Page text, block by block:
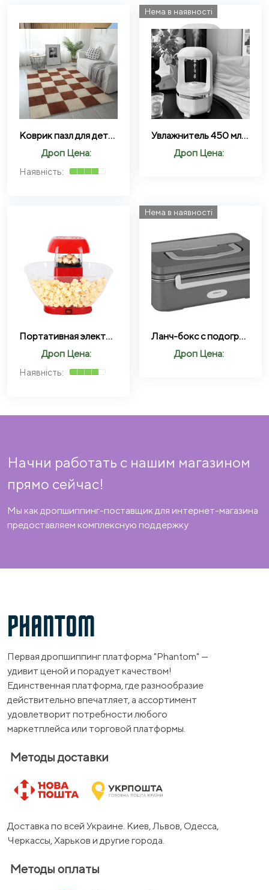
Коврик пазл для детей с ворсом, мягкий коврик пазл 10 штук Коричневый
Дроп Цена:
Нема в наявності
Увлажнитель 450 мл капельный увлажнитель воды, дождь DROP HUMDIFIER AND199
Дроп Цена:
Портативная электрическая машина для приготовления попкорна 1200 Вт MA-5 Домашняя машина для попкорна
Дроп Цена:
Нема в наявності
Ланч-бокс с подогревом 12V (YS-301)
Дроп Цена:
Начни работать с нашим магазином
прямо сейчас!
Мы как дропшиппинг-поставщик для интернет-магазина
предоставляем комплексную поддержку
PHANTOM
Первая дропшиппинг платформа "Phantom" —
удивит ценой и порадует качеством!
Единственная платформа, где разнообразие
действительно впечатляет, а ассортимент
удовлетворит потребности любого
маркетплейса или торговой платформы.
Методы доставки
Доставка по всей Украине. Киев, Львов, Одесса,
Черкассы, Харьков и другие города.
Методы оплаты